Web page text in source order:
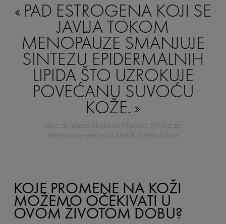
PAD ESTROGENA KOJI SE
JAVLJA TOKOM
MENOPAUZE SMANJUJE
SINTEZU EPIDERMALNIH
LIPIDA ŠTO UZROKUJE
POVEĆANU SUVOĆU
KOŽE.
doc. dr Jelena Stojković-Filipović, Klinika za
dermatovenerologiju Klinički centar Srbije
KOJE PROMENE NA KOŽI
MOŽEMO OČEKIVATI U
OVOM ŽIVOTOM DOBU?